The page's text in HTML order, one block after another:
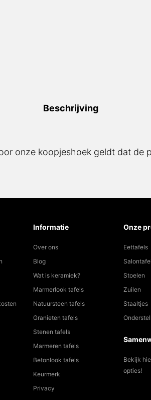
Beschrijving
onze koopjeshoek geldt dat de
Informatie
Over ons
Blog
Wat is keramiek?
Marmerlook tafels
Natuursteen tafels
Granieten tafels
Stenen tafels
Marmeren tafels
Betonlook tafels
Keurmerk
Privacy
Onze
Eettafels
Stoelen
Zuilen
Staaltjes
Bekijk
opties!